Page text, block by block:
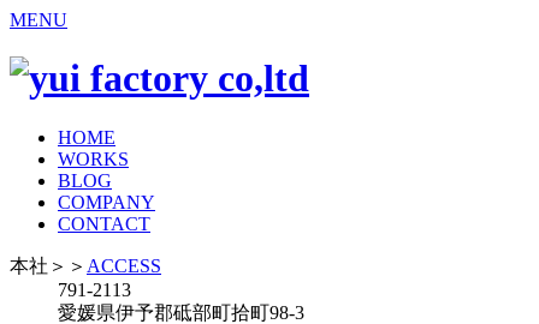
MENU
HOME
WORKS
BLOG
COMPANY
CONTACT
本社 ＞＞ ACCESS
791-2113
愛媛県伊予郡砥部町拾町98-3